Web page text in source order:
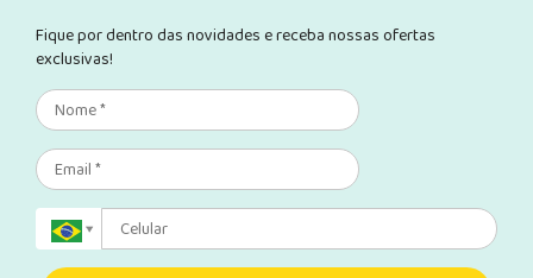
Fique por dentro das novidades e receba nossas ofertas
exclusivas!